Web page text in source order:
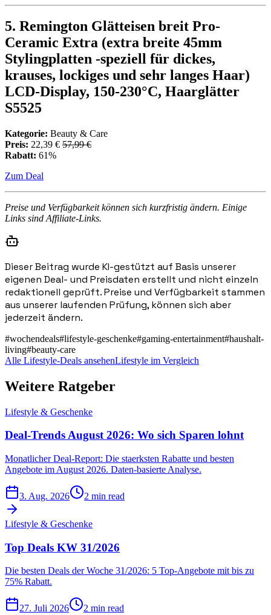
5. Remington Glätteisen breit Pro-
Ceramic Extra (extra breite 45mm
Stylingplatten -speziell für dickes,
krauses, lockiges und sehr langes Haar)
LCD-Display, 150-230°C, Haarglätter
S5525
Kategorie: Beauty & Care
Preis: 22,39 € 57,99 €
Rabatt: 61%
Zum Deal
Preise und Verfügbarkeit können sich kurzfristig ändern. Einige
Links sind Affiliate-Links.
Dieser Beitrag wurde KI-gestützt auf Basis unserer
eigenen Deal- und Preisdaten erstellt und nicht einzeln
redaktionell geprüft. Preise und Verfügbarkeit stammen
aus unserer laufenden Prüfung, können sich aber
jederzeit ändern.
#wochendeals#lifestyle-geschenke#gaming-entertainment#haushalt-
living#beauty-care
Alle Lifestyle-Deals ansehenLifestyle im Vergleich
Weitere Ratgeber
Lifestyle & Geschenke
Deal-Trends August 2026: Wo sich Sparen lohnt
Monatlicher Deal-Report: Die staerksten Rabatte und besten
Angebote im August 2026. Daten-basierte Analyse.
3. Aug. 2026 2 min read
Lifestyle & Geschenke
Top Deals KW 31/2026
Die besten Deals der Woche 31/2026: 5 Top-Angebote mit bis zu
75% Rabatt.
27. Juli 2026 2 min read